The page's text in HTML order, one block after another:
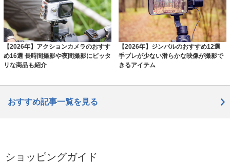
【2026年】アクションカメラのおすす
め16選 長時間撮影や夜間撮影にピッタ
リな商品も紹介
【2026年】ジンバルのおすすめ12選
手ブレが少ない滑らかな映像が撮影で
きるアイテム
おすすめ記事一覧を見る
ショッピングガイド